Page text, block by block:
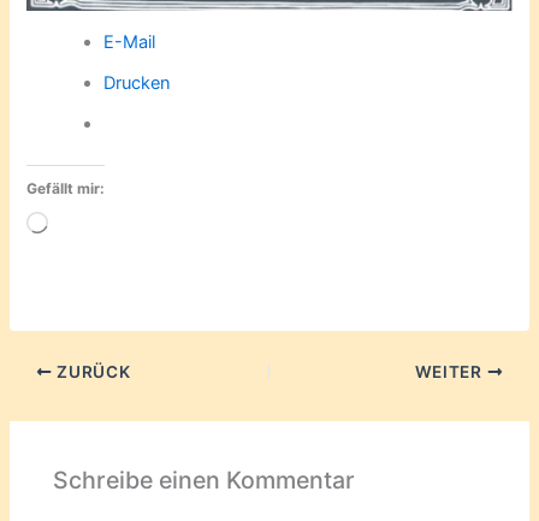
E-Mail
Drucken
Gefällt mir:
Wird
ZURÜCK WEITER
Schreibe einen Kommentar